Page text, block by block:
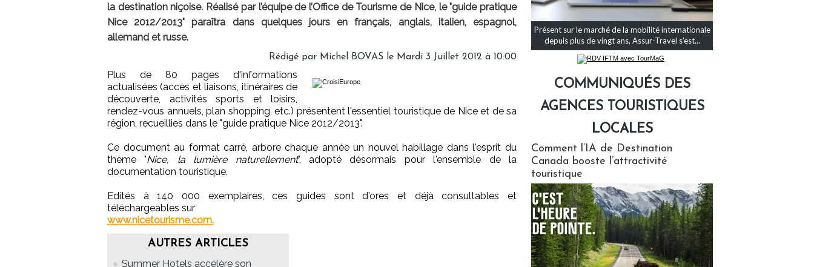
la destination niçoise. Réalisé par l’équipe de l’Office de Tourisme de Nice, le "guide pratique
Nice 2012/2013" paraîtra dans quelques jours en français, anglais, italien, espagnol,
allemand et russe.
Rédigé par Michel BOVAS le Mardi 3 Juillet 2012 à 10:00
Plus de 80 pages d'informations
actualisées (accès et liaisons, itinéraires de
découverte, activités sports et loisirs,
rendez-vous annuels, plan shopping, etc.) présentent l'essentiel touristique de Nice et de sa
région, recueillies dans le "guide pratique Nice 2012/2013".
Ce document au format carré, arbore chaque année un nouvel habillage dans l'esprit du
thème "Nice, la lumière naturellement", adopté désormais pour l'ensemble de la
documentation touristique.
Edités à 140 000 exemplaires, ces guides sont d'ores et déjà consultables et
téléchargeables sur
www.nicetourisme.com.
AUTRES ARTICLES
Summer Hotels accélère son
Présent sur le marché de la mobilité internationale
depuis plus de vingt ans, Assur-Travel s'est...
COMMUNIQUÉS DES
AGENCES TOURISTIQUES
LOCALES
Comment l’IA de Destination
Canada booste l’attractivité
touristique